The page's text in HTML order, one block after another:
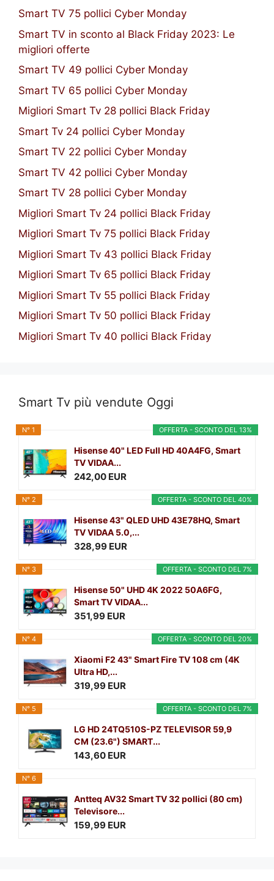
Smart TV 75 pollici Cyber Monday
Smart TV in sconto al Black Friday 2023: Le
migliori offerte
Smart TV 49 pollici Cyber Monday
Smart TV 65 pollici Cyber Monday
Migliori Smart Tv 28 pollici Black Friday
Smart Tv 24 pollici Cyber Monday
Smart TV 22 pollici Cyber Monday
Smart TV 42 pollici Cyber Monday
Smart TV 28 pollici Cyber Monday
Migliori Smart Tv 24 pollici Black Friday
Migliori Smart Tv 75 pollici Black Friday
Migliori Smart Tv 43 pollici Black Friday
Migliori Smart Tv 65 pollici Black Friday
Migliori Smart Tv 55 pollici Black Friday
Migliori Smart Tv 50 pollici Black Friday
Migliori Smart Tv 40 pollici Black Friday
Smart Tv più vendute Oggi
OFFERTA - SCONTO DEL 13%
N° 1
Hisense 40" LED Full HD 40A4FG, Smart
TV VIDAA...
242,00 EUR
OFFERTA - SCONTO DEL 40%
N° 2
Hisense 43" QLED UHD 43E78HQ, Smart
TV VIDAA 5.0,...
328,99 EUR
OFFERTA - SCONTO DEL 7%
N° 3
Hisense 50" UHD 4K 2022 50A6FG,
Smart TV VIDAA...
351,99 EUR
OFFERTA - SCONTO DEL 20%
N° 4
Xiaomi F2 43" Smart Fire TV 108 cm (4K
Ultra HD,...
319,99 EUR
OFFERTA - SCONTO DEL 7%
N° 5
LG HD 24TQ510S-PZ TELEVISOR 59,9
CM (23.6") SMART...
143,60 EUR
N° 6
Antteq AV32 Smart TV 32 pollici (80 cm)
Televisore...
159,99 EUR